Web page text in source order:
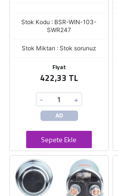
Stok Kodu : BSR-WIN-103-
SWR247
Stok Miktarı : Stok sorunuz
Fiyat
422,33 TL
- +
AD
Sepete Ekle